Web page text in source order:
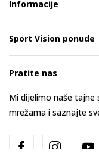
Informacije
Sport Vision ponude
Pratite nas
Mi dijelimo naše tajne
mrežama i saznajte